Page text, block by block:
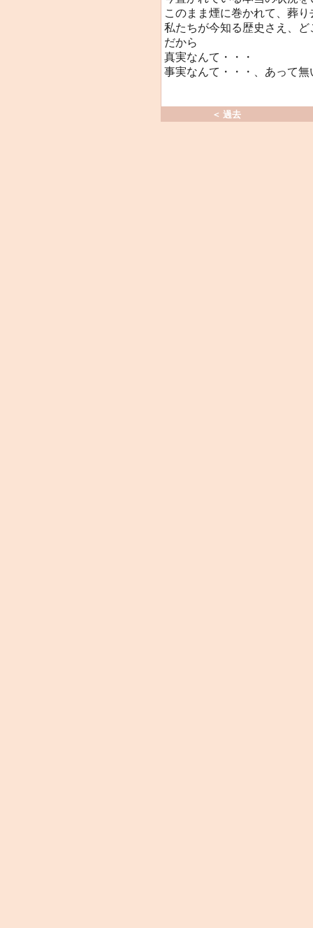
このまま煙に巻かれて、葬
私たちが今知る歴史さえ、
だから
真実なんて・・・
事実なんて・・・、あって
＜ 過去